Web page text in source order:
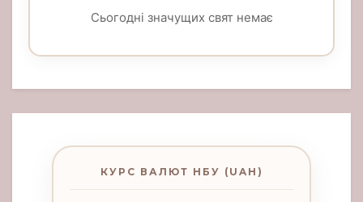
Сьогодні значущих свят немає
КУРС ВАЛЮТ НБУ (UAH)